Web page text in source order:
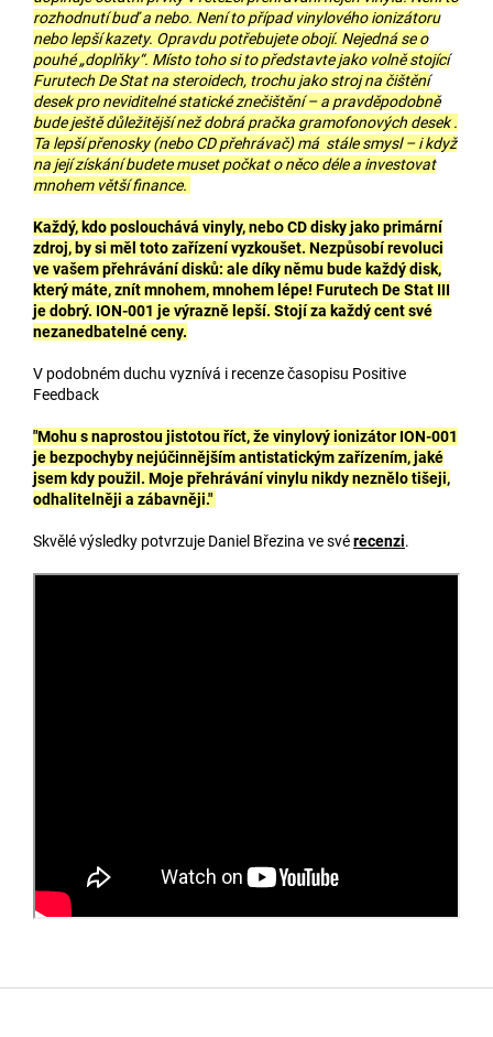
rozhodnutí buď a nebo. Není to případ vinylového ionizátoru
nebo lepší kazety. Opravdu potřebujete obojí. Nejedná se o
pouhé „doplňky“. Místo toho si to představte jako volně stojící
Furutech De Stat na steroidech, trochu jako stroj na čištění
desek pro neviditelné statické znečištění – a pravděpodobně
bude ještě důležitější než dobrá pračka gramofonových desek .
Ta lepší přenosky (nebo CD přehrávač) má stále smysl – i když
na její získání budete muset počkat o něco déle a investovat
mnohem větší finance.
Každý, kdo poslouchává vinyly, nebo CD disky jako primární
zdroj, by si měl toto zařízení vyzkoušet. Nezpůsobí revoluci
ve vašem přehrávání disků: ale díky němu bude každý disk,
který máte, znít mnohem, mnohem lépe! Furutech De Stat III
je dobrý. ION-001 je výrazně lepší. Stojí za každý cent své
nezanedbatelné ceny.
V podobném duchu vyznívá i recenze časopisu Positive
Feedback
"Mohu s naprostou jistotou říct, že vinylový ionizátor ION-001
je bezpochyby nejúčinnějším antistatickým zařízením, jaké
jsem kdy použil. Moje přehrávání vinylu nikdy neznělo tišeji,
odhalitelněji a zábavněji."
Skvělé výsledky potvrzuje Daniel Březina ve svérecenzi.
Z